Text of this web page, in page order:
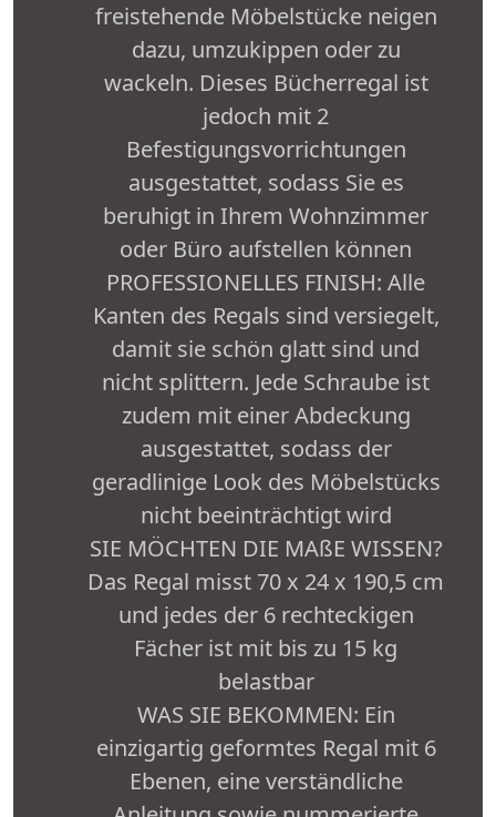
freistehende Möbelstücke neigen
dazu, umzukippen oder zu
wackeln. Dieses Bücherregal ist
jedoch mit 2
Befestigungsvorrichtungen
ausgestattet, sodass Sie es
beruhigt in Ihrem Wohnzimmer
oder Büro aufstellen können
PROFESSIONELLES FINISH: Alle
Kanten des Regals sind versiegelt,
damit sie schön glatt sind und
nicht splittern. Jede Schraube ist
zudem mit einer Abdeckung
ausgestattet, sodass der
geradlinige Look des Möbelstücks
nicht beeinträchtigt wird
SIE MÖCHTEN DIE MAßE WISSEN?
Das Regal misst 70 x 24 x 190,5 cm
und jedes der 6 rechteckigen
Fächer ist mit bis zu 15 kg
belastbar
WAS SIE BEKOMMEN: Ein
einzigartig geformtes Regal mit 6
Ebenen, eine verständliche